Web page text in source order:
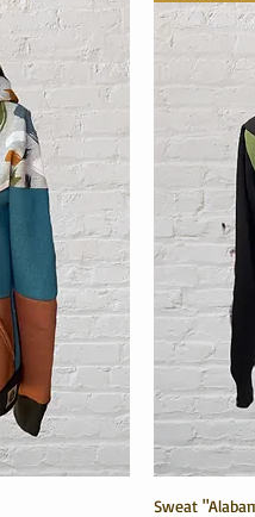
Sweat